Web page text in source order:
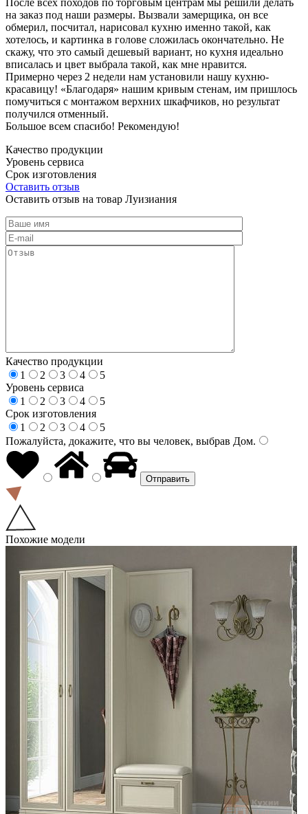
на заказ под наши размеры. Вызвали замерщика, он все
обмерил, посчитал, нарисовал кухню именно такой, как
хотелось, и картинка в голове сложилась окончательно. Не
скажу, что это самый дешевый вариант, но кухня идеально
вписалась и цвет выбрала такой, как мне нравится.
Примерно через 2 недели нам установили нашу кухню-
красавицу! «Благодаря» нашим кривым стенам, им пришлось
помучиться с монтажом верхних шкафчиков, но результат
получился отменный.
Большое всем спасибо! Рекомендую!
Качество продукции
Уровень сервиса
Срок изготовления
Оставить отзыв
Оставить отзыв на товар Луизиания
Качество продукции
1
2 3 4
5
Уровень сервиса
1
2 3 4
5
Срок изготовления
1
2 3 4
5
Пожалуйста, докажите, что вы человек, выбрав Дом.
Похожие модели